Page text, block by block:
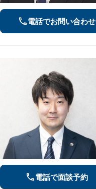
電話でお問い合わせ
電話で面談予約